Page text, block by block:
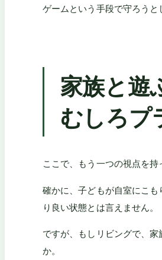
ゲームという手段で守ろうと
家族と遊
むしろプ
ここで、もう一つの視点を持
確かに、子どもが自室にこ
り良い状態とは言えません。
ですが、もしリビングで、
か。